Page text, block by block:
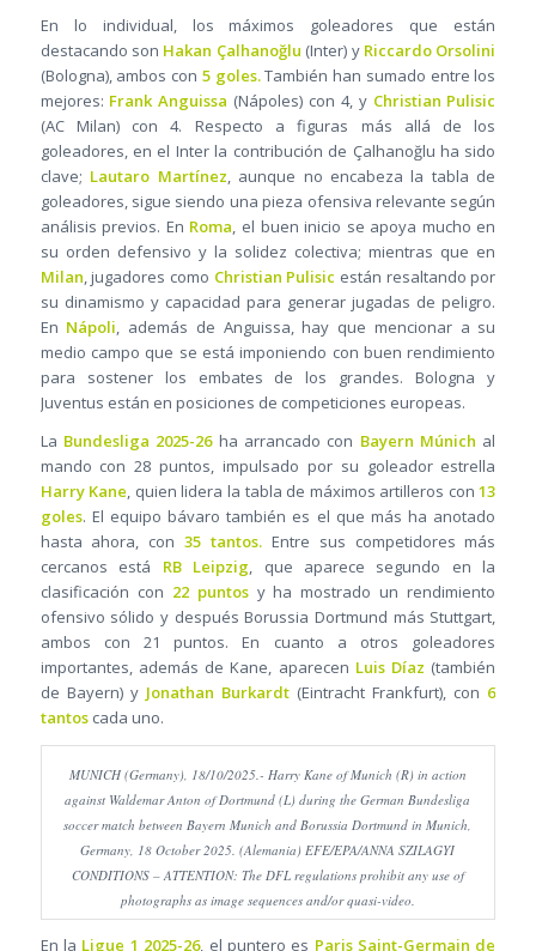
En lo individual, los máximos goleadores que están
destacando son Hakan Çalhanoğlu (Inter) y Riccardo Orsolini
(Bologna), ambos con 5 goles.También han sumado entre los
mejores: Frank Anguissa (Nápoles) con 4, y Christian Pulisic
(AC Milan) con 4. Respecto a figuras más allá de los
goleadores, en el Inter la contribución de Çalhanoğlu ha sido
clave; Lautaro Martínez, aunque no encabeza la tabla de
goleadores, sigue siendo una pieza ofensiva relevante según
análisis previos. En Roma, el buen inicio se apoya mucho en
su orden defensivo y la solidez colectiva; mientras que en
Milan, jugadores como Christian Pulisic están resaltando por
su dinamismo y capacidad para generar jugadas de peligro.
En Nápoli, además de Anguissa, hay que mencionar a su
medio campo que se está imponiendo con buen rendimiento
para sostener los embates de los grandes. Bologna y
Juventus están en posiciones de competiciones europeas.
La Bundesliga 2025-26ha arrancado con Bayern Múnich al
mando con 28 puntos, impulsado por su goleador estrella
Harry Kane, quien lidera la tabla de máximos artilleros con13
goles. El equipo bávaro también es el que más ha anotado
hasta ahora, con35 tantos. Entre sus competidores más
cercanos está RB Leipzig, que aparece segundo en la
clasificación con 22 puntosy ha mostrado un rendimiento
ofensivo sólido y después Borussia Dortmund más Stuttgart,
ambos con 21 puntos. En cuanto a otros goleadores
importantes, además de Kane, aparecen Luis Díaz (también
de Bayern) y Jonathan Burkardt (Eintracht Frankfurt), con 6
tantoscada uno.
MUNICH (Germany), 18/10/2025.- Harry Kane of Munich (R) in action
against Waldemar Anton of Dortmund (L) during the German Bundesliga
soccer match between Bayern Munich and Borussia Dortmund in Munich,
Germany, 18 October 2025. (Alemania) EFE/EPA/ANNA SZILAGYI
CONDITIONS – ATTENTION: The DFL regulations prohibit any use of
photographs as image sequences and/or quasi-video.
En la Ligue 1 2025-26, el puntero es Paris Saint-Germain de